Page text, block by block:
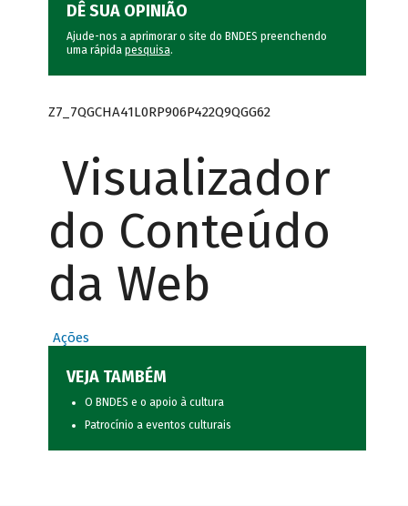
DÊ SUA OPINIÃO
Ajude-nos a aprimorar o site do BNDES preenchendo
uma rápida pesquisa.
Z7_7QGCHA41L0RP906P422Q9QGG62
Visualizador
do Conteúdo
da Web
Ações
VEJA TAMBÉM
O BNDES e o apoio à cultura
Patrocínio a eventos culturais